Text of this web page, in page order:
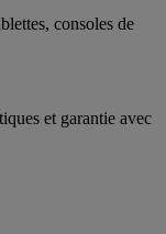
consoles de
et garantie avec